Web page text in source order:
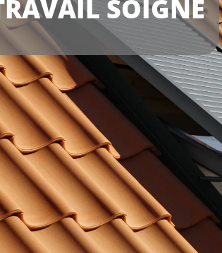
SOIGNÉ